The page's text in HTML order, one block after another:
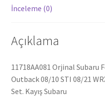
11718AA081
İnceleme (0)
Açıklama
11718AA081 Orjinal Subaru
Outback 08/10 STI 08/21
Set. Kayış Subaru